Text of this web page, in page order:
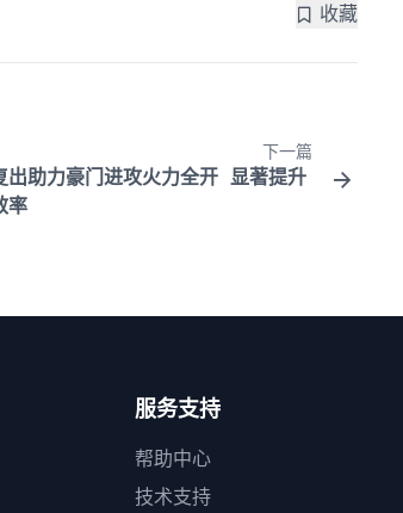
收藏
下一篇
出助力豪门进攻火力全开 显著提升
率
服务支持
帮助中心
技术支持